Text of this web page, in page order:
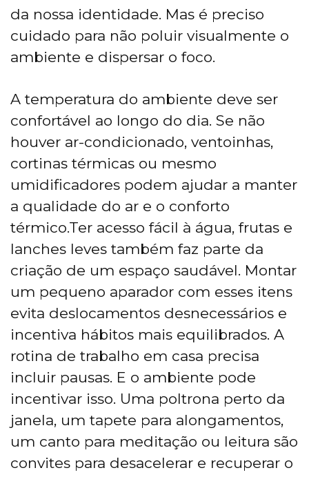
da nossa identidade. Mas é preciso
cuidado para não poluir visualmente o
ambiente e dispersar o foco.
A temperatura do ambiente deve ser
confortável ao longo do dia. Se não
houver ar-condicionado, ventoinhas,
cortinas térmicas ou mesmo
umidificadores podem ajudar a manter
a qualidade do ar e o conforto
térmico.Ter acesso fácil à água, frutas e
lanches leves também faz parte da
criação de um espaço saudável. Montar
um pequeno aparador com esses itens
evita deslocamentos desnecessários e
incentiva hábitos mais equilibrados. A
rotina de trabalho em casa precisa
incluir pausas. E o ambiente pode
incentivar isso. Uma poltrona perto da
janela, um tapete para alongamentos,
um canto para meditação ou leitura são
convites para desacelerar e recuperar o